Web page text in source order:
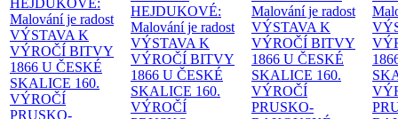
HEJDUKOVÉ:
Malování je radost
VÝSTAVA K
VÝROČÍ BITVY
1866 U ČESKÉ
SKALICE 160.
VÝROČÍ
PRUSKO-
HEJDUKOVÉ:
Malování je radost
VÝSTAVA K
VÝROČÍ BITVY
1866 U ČESKÉ
SKALICE 160.
VÝROČÍ
Malování je radost
VÝSTAVA K
VÝROČÍ BITVY
1866 U ČESKÉ
SKALICE 160.
VÝROČÍ
PRUSKO-